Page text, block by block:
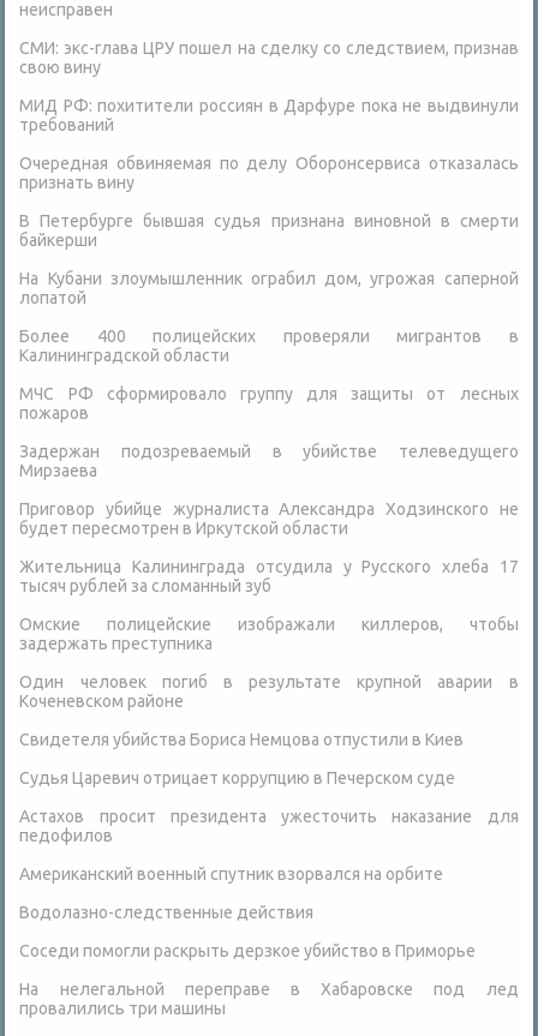
неисправен
СМИ: экс-глава ЦРУ пошел на сделку со следствием, признав
свою вину
МИД РФ: похитители россиян в Дарфуре пока не выдвинули
требований
Очередная обвиняемая по делу Оборонсервиса отказалась
признать вину
В Петербурге бывшая судья признана виновной в смерти
байкерши
На Кубани злоумышленник ограбил дом, угрожая саперной
лопатой
Более 400 полицейских проверяли мигрантов в
Калининградской области
МЧС РФ сформировало группу для защиты от лесных
пожаров
Задержан подозреваемый в убийстве телеведущего
Мирзаева
Приговор убийце журналиста Александра Ходзинского не
будет пересмотрен в Иркутской области
Жительница Калининграда отсудила у Русского хлеба 17
тысяч рублей за сломанный зуб
Омские полицейские изображали киллеров, чтобы
задержать преступника
Один человек погиб в результате крупной аварии в
Коченевском районе
Свидетеля убийства Бориса Немцова отпустили в Киев
Судья Царевич отрицает коррупцию в Печерском суде
Астахов просит президента ужесточить наказание для
педофилов
Американский военный спутник взорвался на орбите
Водолазно-следственные действия
Соседи помогли раскрыть дерзкое убийство в Приморье
На нелегальной переправе в Хабаровске под лед
провалились три машины